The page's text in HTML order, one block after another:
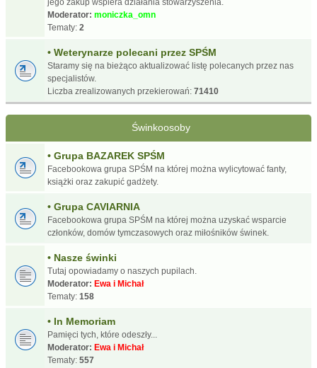
jego zakup wspiera działania stowarzyszenia.
Moderator: moniczka_omn
Tematy: 2
• Weterynarze polecani przez SPŚM
Staramy się na bieżąco aktualizować listę polecanych przez nas
specjalistów.
Liczba zrealizowanych przekierowań: 71410
Świnkoosoby
• Grupa BAZAREK SPŚM
Facebookowa grupa SPŚM na której można wylicytować fanty,
książki oraz zakupić gadżety.
• Grupa CAVIARNIA
Facebookowa grupa SPŚM na której można uzyskać wsparcie
członków, domów tymczasowych oraz miłośników świnek.
• Nasze świnki
Tutaj opowiadamy o naszych pupilach.
Moderator: Ewa i Michał
Tematy: 158
• In Memoriam
Pamięci tych, które odeszły...
Moderator: Ewa i Michał
Tematy: 557